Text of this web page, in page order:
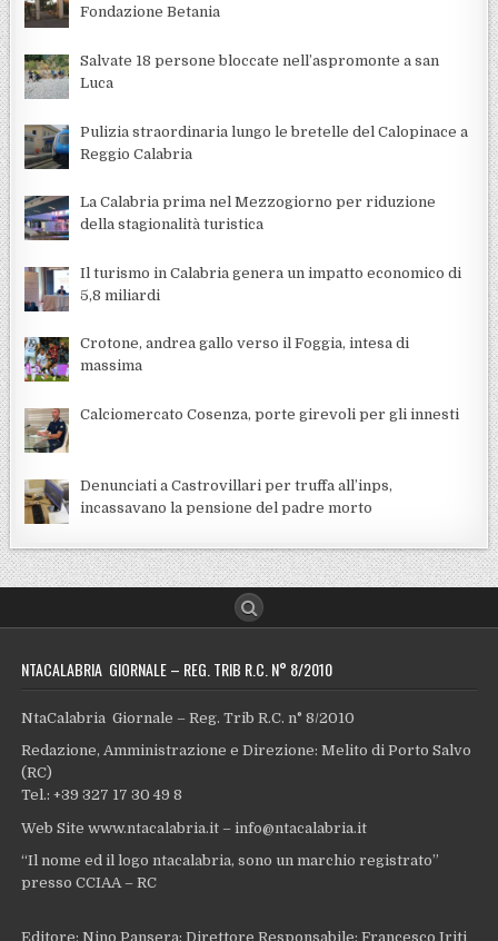
Fondazione Betania
Salvate 18 persone bloccate nell’aspromonte a san
Luca
Pulizia straordinaria lungo le bretelle del Calopinace a
Reggio Calabria
La Calabria prima nel Mezzogiorno per riduzione
della stagionalità turistica
Il turismo in Calabria genera un impatto economico di
5,8 miliardi
Crotone, andrea gallo verso il Foggia, intesa di
massima
Calciomercato Cosenza, porte girevoli per gli innesti
Denunciati a Castrovillari per truffa all’inps,
incassavano la pensione del padre morto
NTACALABRIA GIORNALE – REG. TRIB R.C. N° 8/2010
NtaCalabria Giornale – Reg. Trib R.C. n° 8/2010
Redazione, Amministrazione e Direzione: Melito di Porto Salvo
(RC)
Tel.: +39 327 17 30 49 8
Web Site www.ntacalabria.it – info@ntacalabria.it
“Il nome ed il logo ntacalabria, sono un marchio registrato”
presso CCIAA – RC
Editore: Nino Pansera; Direttore Responsabile: Francesco Iriti